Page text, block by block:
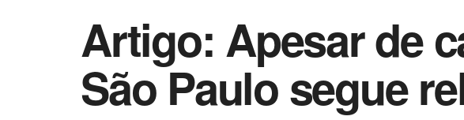
Artigo: Apesar de
São Paulo segue